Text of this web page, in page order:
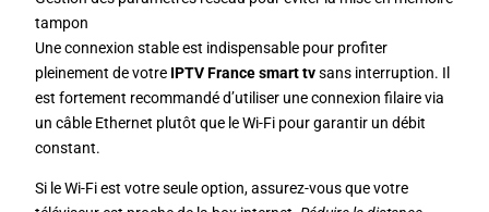
tampon
Une connexion stable est indispensable pour profiter
pleinement de votre IPTV France smart tvsans interruption. Il
est fortement recommandé d’utiliser une connexion filaire via
un câble Ethernet plutôt que le Wi-Fi pour garantir un débit
constant.
Si le Wi-Fi est votre seule option, assurez-vous que votre